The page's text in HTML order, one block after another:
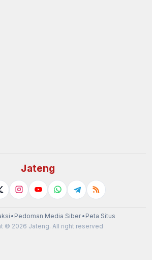
Jateng
• Pedoman Media Siber• Peta Situs
© 2026 Jateng. All right reserved